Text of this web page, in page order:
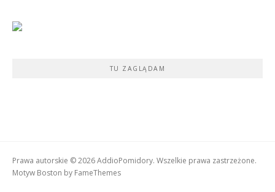
TU ZAGLĄDAM
Prawa autorskie © 2026 AddioPomidory. Wszelkie prawa zastrzeżone.
Motyw Boston by FameThemes